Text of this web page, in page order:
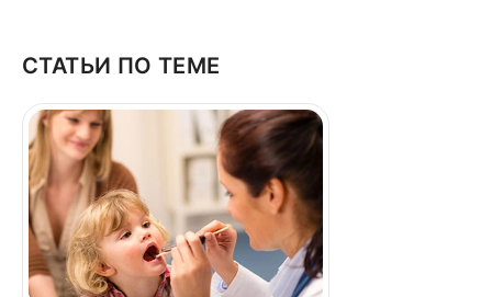
СТАТЬИ ПО ТЕМЕ